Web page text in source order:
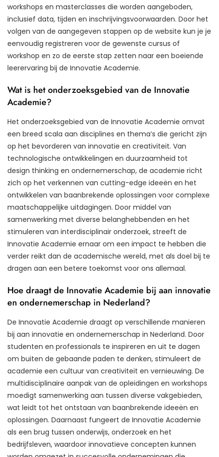
workshops en masterclasses die worden aangeboden,
inclusief data, tijden en inschrijvingsvoorwaarden. Door het
volgen van de aangegeven stappen op de website kun je je
eenvoudig registreren voor de gewenste cursus of
workshop en zo de eerste stap zetten naar een boeiende
leerervaring bij de Innovatie Academie.
Wat is het onderzoeksgebied van de Innovatie
Academie?
Het onderzoeksgebied van de Innovatie Academie omvat
een breed scala aan disciplines en thema’s die gericht zijn
op het bevorderen van innovatie en creativiteit. Van
technologische ontwikkelingen en duurzaamheid tot
design thinking en ondernemerschap, de academie richt
zich op het verkennen van cutting-edge ideeën en het
ontwikkelen van baanbrekende oplossingen voor complexe
maatschappelijke uitdagingen. Door middel van
samenwerking met diverse belanghebbenden en het
stimuleren van interdisciplinair onderzoek, streeft de
Innovatie Academie ernaar om een impact te hebben die
verder reikt dan de academische wereld, met als doel bij te
dragen aan een betere toekomst voor ons allemaal.
Hoe draagt de Innovatie Academie bij aan innovatie
en ondernemerschap in Nederland?
De Innovatie Academie draagt op verschillende manieren
bij aan innovatie en ondernemerschap in Nederland. Door
studenten en professionals te inspireren en uit te dagen
om buiten de gebaande paden te denken, stimuleert de
academie een cultuur van creativiteit en vernieuwing. De
multidisciplinaire aanpak van de opleidingen en workshops
moedigt samenwerking aan tussen diverse vakgebieden,
wat leidt tot het ontstaan van baanbrekende ideeën en
oplossingen. Daarnaast fungeert de Innovatie Academie
als een brug tussen onderwijs, onderzoek en het
bedrijfsleven, waardoor innovatieve concepten kunnen